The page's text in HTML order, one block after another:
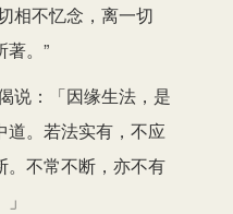
相不忆念，离一切
著。”
说：「因缘生法，是
道。若法实有，不应
。不常不断，亦不有